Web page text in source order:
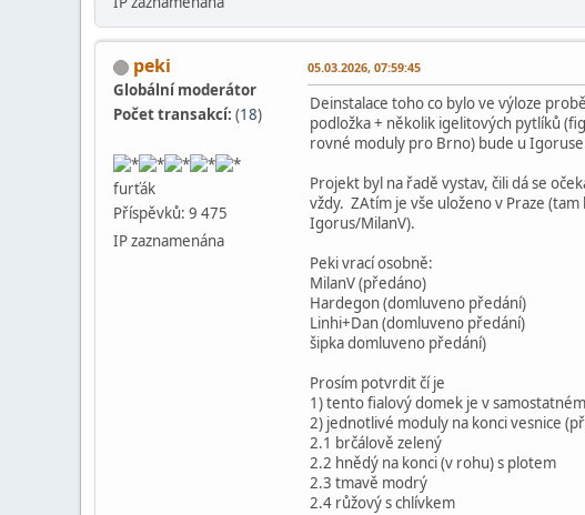
peki
Globální moderátor
Počet transakcí: (18)
furťák
Příspěvků: 9 475
IP zaznamenána
05.03.2026, 07:59:45
Deinstalace toho co bylo ve výloze
podložka + několik igelitových pytlíků
rovné moduly pro Brno) bude u
Projekt byl na řadě vystav, čili dá se
vždy. ZAtím je vše uloženo v Praze
Igorus/MilanV).
Peki vrací osobně:
MilanV (předáno)
Hardegon (domluveno předání)
Linhi+Dan (domluveno předání)
šipka domluveno předání)
Prosím potvrdit čí je
1) tento fialový domek je v
2) jednotlivé moduly na konci vesnice
2.1 brčálově zelený
2.2 hnědý na konci (v rohu) s plotem
2.3 tmavě modrý
2.4 růžový s chlívkem